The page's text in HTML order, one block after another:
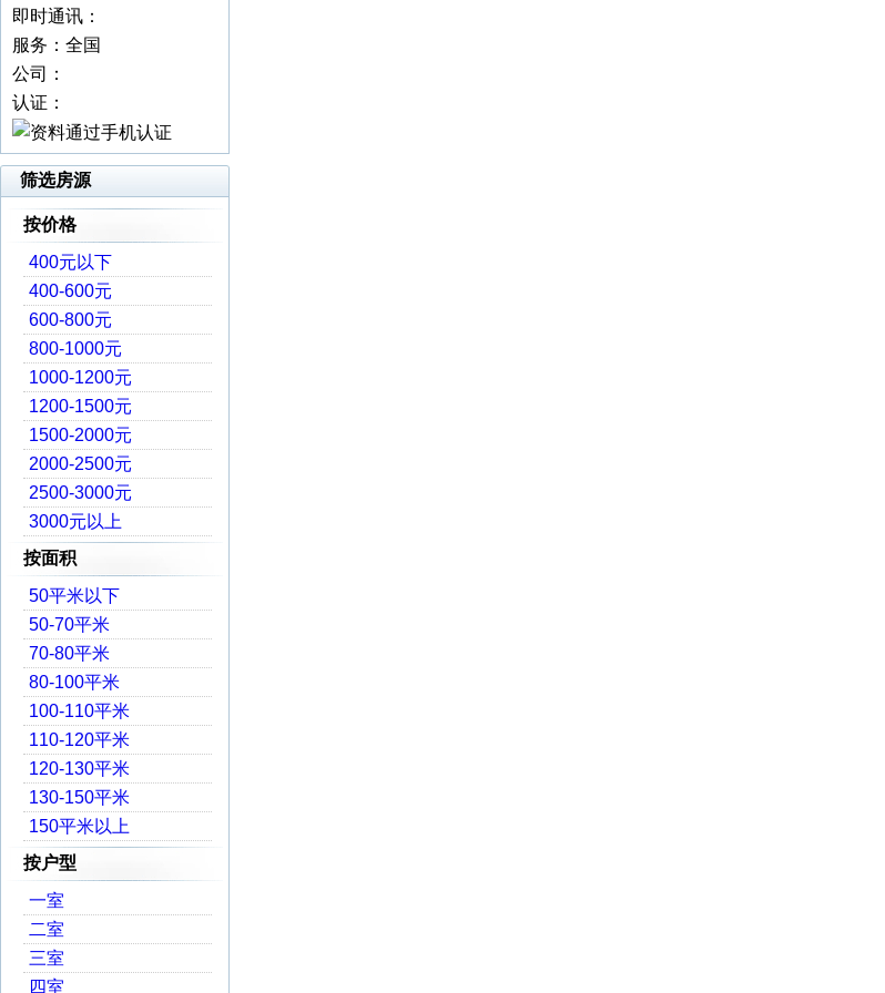
即时通讯：
服务：全国
公司：
认证：
筛选房源
按价格
400元以下
400-600元
600-800元
800-1000元
1000-1200元
1200-1500元
1500-2000元
2000-2500元
2500-3000元
3000元以上
按面积
50平米以下
50-70平米
70-80平米
80-100平米
100-110平米
110-120平米
120-130平米
130-150平米
150平米以上
按户型
一室
二室
三室
四室